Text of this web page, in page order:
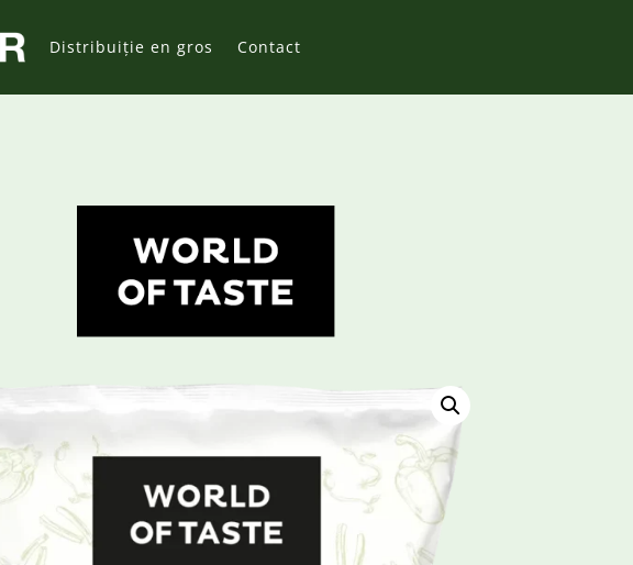
Distribuiție en gros Contact